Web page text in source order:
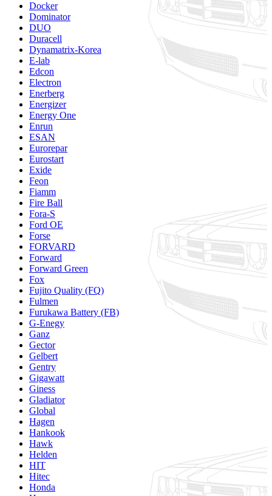
Docker
Dominator
DUO
Duracell
Dynamatrix-Korea
E-lab
Edcon
Electron
Enerberg
Energizer
Energy One
Enrun
ESAN
Eurorepar
Eurostart
Exide
Feon
Fiamm
Fire Ball
Fora-S
Ford OE
Forse
FORVARD
Forward
Forward Green
Fox
Fujito Quality (FQ)
Fulmen
Furukawa Battery (FB)
G-Enegy
Ganz
Gector
Gelbert
Gentry
Gigawatt
Giness
Gladiator
Global
Hagen
Hankook
Hawk
Helden
HIT
Hitec
Honda